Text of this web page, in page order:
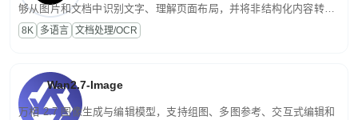
够从图片和文档中识别文字、理解页面布局，并将非结构化内容转换
为便于存储、检索和二次处理的结构化结果。
8K 多语言 文档处理/OCR
Wan2.7-Image
万相 2.7 图像生成与编辑模型，支持组图、多图参考、交互式编辑和